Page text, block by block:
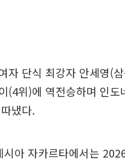
자 단식 최강자 안세영(
(4위)에 역전승하며 인도
냈다.
시아 자카르타에서는